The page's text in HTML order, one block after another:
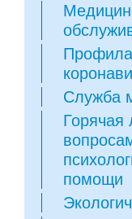
Служба
Горячая
помощи